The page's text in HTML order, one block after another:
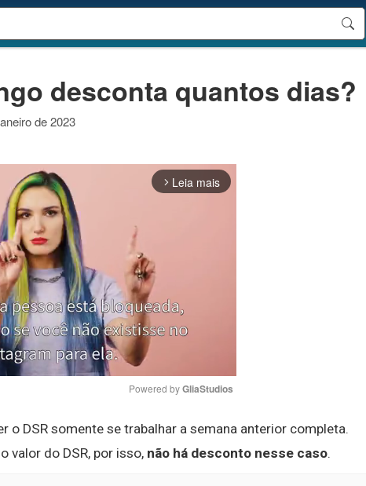
desconta quantos dias?
de 2023
arrow_forward_ios Leia mais
Mute
Powered by GliaStudios
o DSR somente se trabalhar a semana anterior completa.
valor do DSR, por isso, não há desconto nesse caso.